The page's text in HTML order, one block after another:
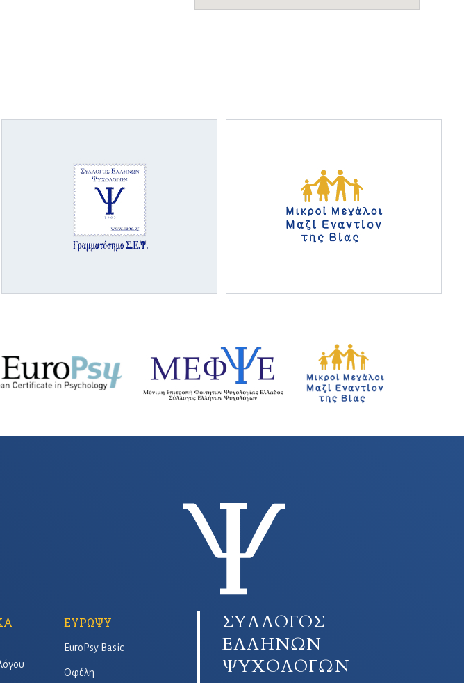
ΣΥΛΛΟΓΟΣ
ΕΛΛΗΝΩΝ
ΨΥΧΟΛΟΓΩΝ
ΕΥΡΩΨΥ
EuroPsy Basic
Οφέλη